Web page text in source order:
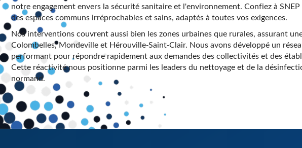
notre engagement envers la sécurité sanitaire et l'environnement. Confiez à
des espaces communs irréprochables et sains, adaptés à toutes vos exigences.
Nos interventions couvrent aussi bien les zones urbaines que rurales, assurant
Colombelles, Mondeville et Hérouville-Saint-Clair. Nous avons développé un
performant pour répondre rapidement aux demandes des collectivités et des
Cette réactivité nous positionne parmi les leaders du nettoyage et de la
normand.